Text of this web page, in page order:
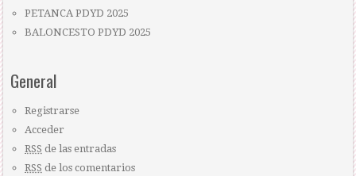
PETANCA PDYD 2025
BALONCESTO PDYD 2025
General
Registrarse
Acceder
RSS de las entradas
RSS de los comentarios